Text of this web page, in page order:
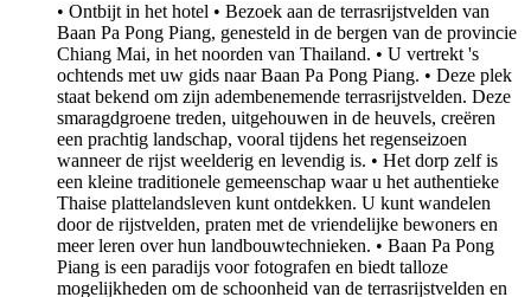
• Ontbijt in het hotel • Bezoek aan de terrasrijstvelden van
Baan Pa Pong Piang, genesteld in de bergen van de provincie
Chiang Mai, in het noorden van Thailand. • U vertrekt 's
ochtends met uw gids naar Baan Pa Pong Piang. • Deze plek
staat bekend om zijn adembenemende terrasrijstvelden. Deze
smaragdgroene treden, uitgehouwen in de heuvels, creëren
een prachtig landschap, vooral tijdens het regenseizoen
wanneer de rijst weelderig en levendig is. • Het dorp zelf is
een kleine traditionele gemeenschap waar u het authentieke
Thaise plattelandsleven kunt ontdekken. U kunt wandelen
door de rijstvelden, praten met de vriendelijke bewoners en
meer leren over hun landbouwtechnieken. • Baan Pa Pong
Piang is een paradijs voor fotografen en biedt talloze
mogelijkheden om de schoonheid van de terrasrijstvelden en